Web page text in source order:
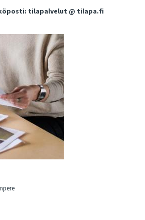
tilapalvelut @ tilapa.fi